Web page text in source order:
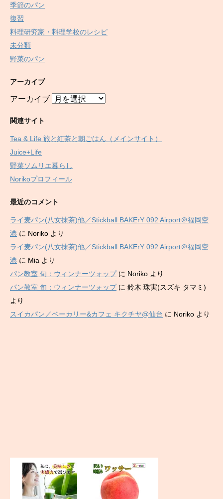
季節のパン
復習
料理研究家・料理学校のレシピ
未分類
野菜のパン
アーカイブ
アーカイブ
関連サイト
Tea & Life 旅と紅茶と朝ごはん（メインサイト）
Juice+Life
野菜ソムリエ暮らし
Norikoプロフィール
最近のコメント
ライ麦パン(八女抹茶)他／Stickball BAKErY 092 Airport＠福岡空
港 に Noriko より
ライ麦パン(八女抹茶)他／Stickball BAKErY 092 Airport＠福岡空
港 に Mia より
パン教室 旬：ウィンナーツォップに Noriko より
パン教室 旬：ウィンナーツォップに 鈴木 珠実(スズキ タマミ)
より
スイカパン／ベーカリー&カフェ キクチヤ@仙台 に Noriko より